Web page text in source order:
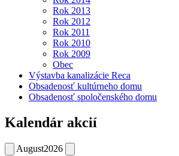
Rok 2013
Rok 2012
Rok 2011
Rok 2010
Rok 2009
Obec
Výstavba kanalizácie Reca
Obsadenosť kultúrneho domu
Obsadenosť spoločenského domu
Kalendár akcií
August2026